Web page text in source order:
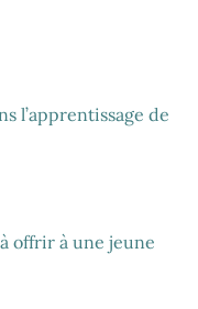
l’apprentissage de
offrir à une jeune